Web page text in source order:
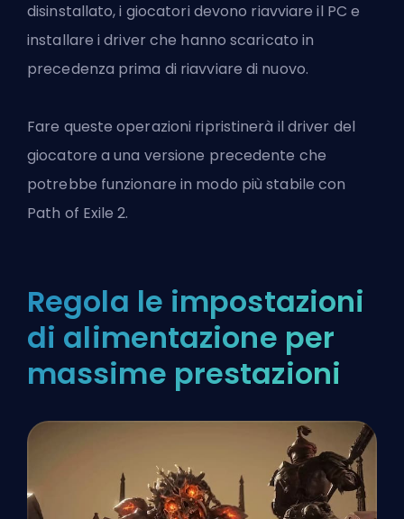
disinstallato, i giocatori devono riavviare il PC e
installare i driver che hanno scaricato in
precedenza prima di riavviare di nuovo.
Fare queste operazioni ripristinerà il driver del
giocatore a una versione precedente che
potrebbe funzionare in modo più stabile con
Path of Exile 2.
Regola le impostazioni
di alimentazione per
massime prestazioni